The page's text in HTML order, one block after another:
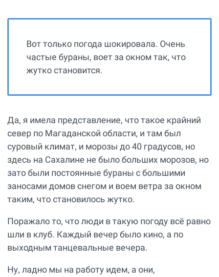
Вот только погода шокировала. Очень
частые бураны, воет за окном так, что
жутко становится.
Да, я имела представление, что такое крайний
север по Магаданской области, и там был
суровый климат, и морозы до 40 градусов, но
здесь на Сахалине не было больших морозов, но
зато были постоянные бураны с большими
заносами домов снегом и воем ветра за окном
таким, что становилось жутко.
Поражало то, что люди в такую погоду всё равно
шли в клуб. Каждый вечер было кино, а по
выходным танцевальные вечера.
Ну, ладно мы на работу идем, а они,